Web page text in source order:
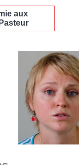
aux